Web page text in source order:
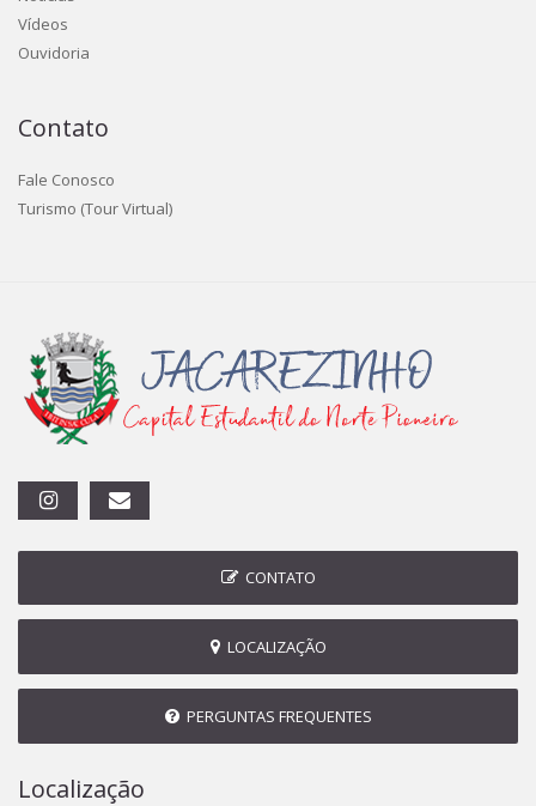
Vídeos
Ouvidoria
Contato
Fale Conosco
Turismo (Tour Virtual)
CONTATO
LOCALIZAÇÃO
PERGUNTAS FREQUENTES
Localização